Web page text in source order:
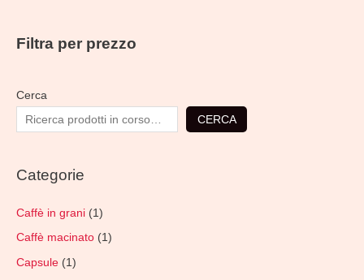
Filtra per prezzo
Cerca
CERCA
Categorie
Caffè in grani (1)
Caffè macinato (1)
Capsule (1)